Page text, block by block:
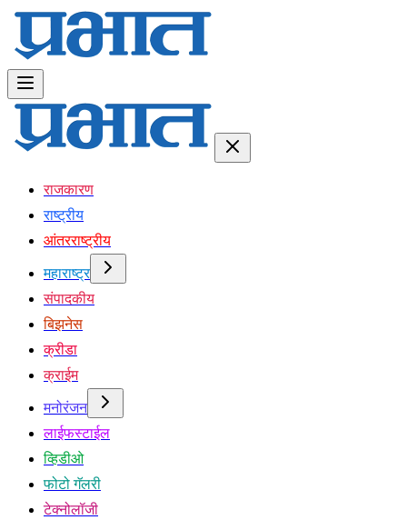
राजकारण
राष्ट्रीय
आंतरराष्ट्रीय
महाराष्ट्र
संपादकीय
बिझनेस
क्रीडा
क्राईम
मनोरंजन
लाईफस्टाईल
व्हिडीओ
फोटो गॅलरी
टेक्नोलॉजी